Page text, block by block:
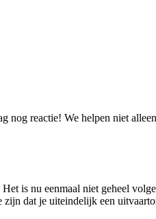
reactie! We helpen niet
is nu eenmaal niet geheel
dat je uiteindelijk een